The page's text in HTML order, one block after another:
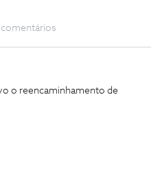
o reencaminhamento de